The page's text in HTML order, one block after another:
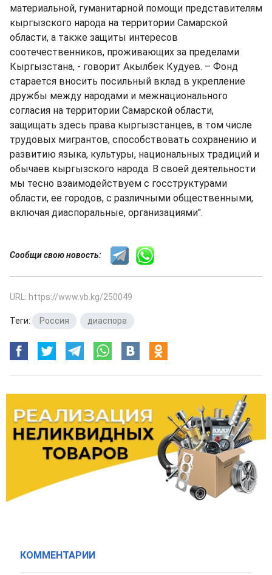
материальной, гуманитарной помощи представителям
кыргызского народа на территории Самарской
области, а также защиты интересов
соотечественников, проживающих за пределами
Кыргызстана, - говорит Акылбек Кудуев. – Фонд
старается вносить посильный вклад в укрепление
дружбы между народами и межнационального
согласия на территории Самарской области,
защищать здесь права кыргызстанцев, в том числе
трудовых мигрантов, способствовать сохранению и
развитию языка, культуры, национальных традиций и
обычаев кыргызского народа. В своей деятельности
мы тесно взаимодействуем с госструктурами
области, ее городов, с различными общественными,
включая диаспоральные, организациями".
Сообщи свою новость:
URL: https://www.vb.kg/250049
Теги: Россия диаспора
КОММЕНТАРИИ